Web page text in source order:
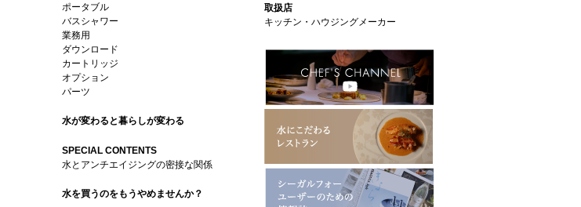
ポータブル
バスシャワー
業務用
ダウンロード
カートリッジ
オプション
パーツ
水が変わると暮らしが変わる
SPECIAL CONTENTS
水とアンチエイジングの密接な関係
水を買うのをもうやめませんか？
取扱店
キッチン・ハウジングメーカー